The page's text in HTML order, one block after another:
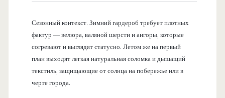
Сезонный контекст. Зимний гардероб требует плотных
фактур — велюра, валяной шерсти и ангоры, которые
согревают и выглядят статусно. Летом же на первый
план выходят легкая натуральная соломка и дышащий
текстиль, защищающие от солнца на побережье или в
черте города.